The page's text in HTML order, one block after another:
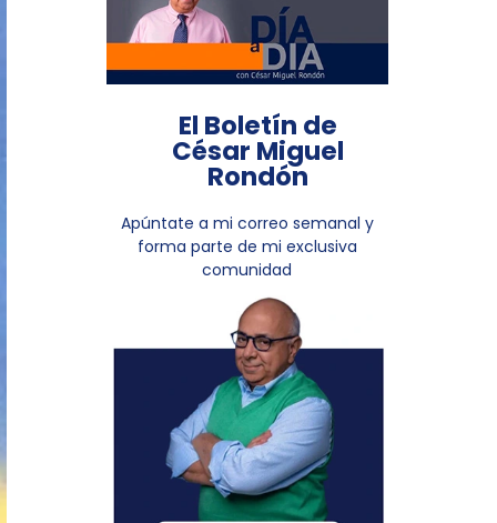
El Boletín de
César Miguel
Rondón
Apúntate a mi correo semanal y
forma parte de mi exclusiva
comunidad